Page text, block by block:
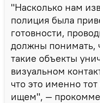
"Насколько нам
полиция была
готовности,
должны понимать,
такие объекты
визуальном
что это именно
ищем", —